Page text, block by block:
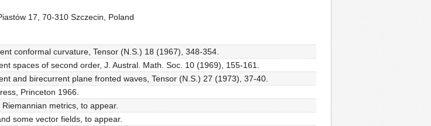
17, 70-310 Szczecin, Poland
conformal curvature, Tensor (N.S.) 18 (1967), 348-354.
spaces of second order, J. Austral. Math. Soc. 10 (1969), 155-161.
and birecurrent plane fronted waves, Tensor (N.S.) 27 (1973), 37-40.
Princeton 1966.
metrics, to appear.
some vector fields, to appear.